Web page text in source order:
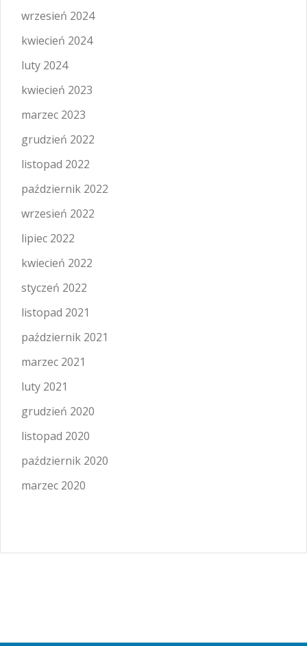
wrzesień 2024
kwiecień 2024
luty 2024
kwiecień 2023
marzec 2023
grudzień 2022
listopad 2022
październik 2022
wrzesień 2022
lipiec 2022
kwiecień 2022
styczeń 2022
listopad 2021
październik 2021
marzec 2021
luty 2021
grudzień 2020
listopad 2020
październik 2020
marzec 2020